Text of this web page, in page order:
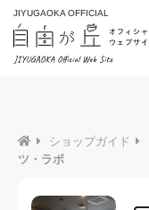
JIYUGAOKA OFFICIAL
ショップガイド
ツ・ラボ